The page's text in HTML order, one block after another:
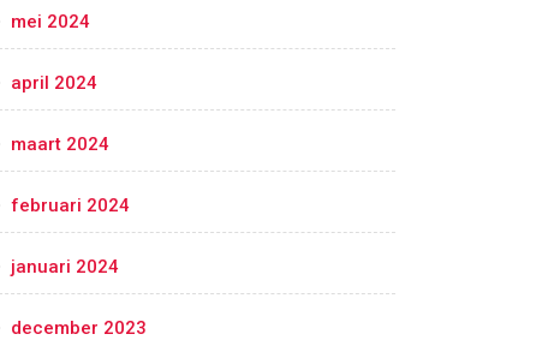
mei 2024
april 2024
maart 2024
februari 2024
januari 2024
december 2023